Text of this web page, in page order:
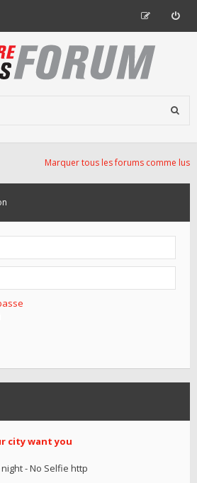
Marquer tous les forums comme lus
city want you
- No Selfie http